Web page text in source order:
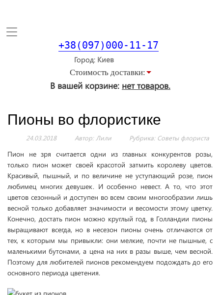
Toggle
+38(097)000-11-17
Город
Стоимость доставки:
В вашей корзине: нет товаров.
Пионы во флористике
24.03.2018 Автор: Лили Рубрика: Советы флориста
Пион не зря считается одни из главных конкурентов розы,
только пион может своей красотой затмить королеву цветов.
Красивый, пышный, и по величине не уступающий розе, пион
любимец многих девушек. И особенно невест. А то, что этот
цветов сезонный и доступен во всем своим многообразии лишь
весной только добавляет значимости и весомости этому цветку.
Конечно, достать пион можно круглый год, в Голландии пионы
выращивают всегда, но в несезон пионы очень отличаются от
тех, к которым мы привыкли: они мелкие, почти не пышные, с
маленькими бутонами, а цена на них в разы выше, чем весной.
Поэтому для любителей пионов рекомендуем подождать до его
основного периода цветения.